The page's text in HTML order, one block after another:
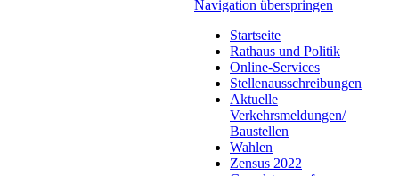
Navigation überspringen
Startseite
Rathaus und Politik
Online-Services
Stellenausschreibungen
Aktuelle
Verkehrsmeldungen/
Baustellen
Wahlen
Zensus 2022